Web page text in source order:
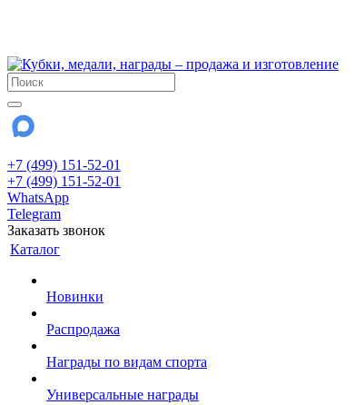
+7 (499) 151-52-01
+7 (499) 151-52-01
WhatsApp
Telegram
Заказать звонок
Каталог
Новинки
Распродажа
Награды по видам спорта
Универсальные награды